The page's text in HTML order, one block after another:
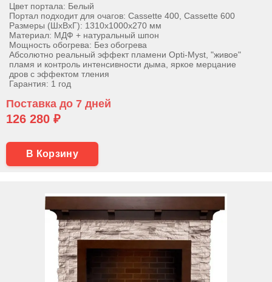
Цвет портала: Белый
Портал подходит для очагов: Cassette 400, Cassette 600
Размеры (ШхВхГ): 1310х1000х270 мм
Материал: МДФ + натуральный шпон
Мощность обогрева: Без обогрева
Абсолютно реальный эффект пламени Opti-Myst, "живое"
пламя и контроль интенсивности дыма, яркое мерцание
дров с эффектом тления
Гарантия: 1 год
Поставка до 7 дней
126 280 ₽
В Корзину